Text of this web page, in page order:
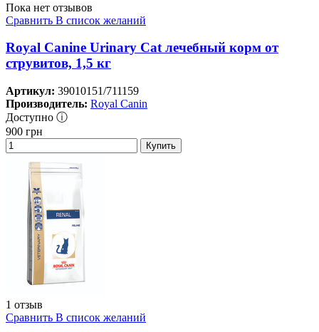
Пока нет отзывов
Сравнить В список желаний
Royal Canine Urinary Cat лечебный корм от
струвитов, 1,5 кг
Артикул: 39010151/711159
Производитель: Royal Canin
Доступно ⓘ
900 грн
Купить
1 отзыв
Сравнить В список желаний